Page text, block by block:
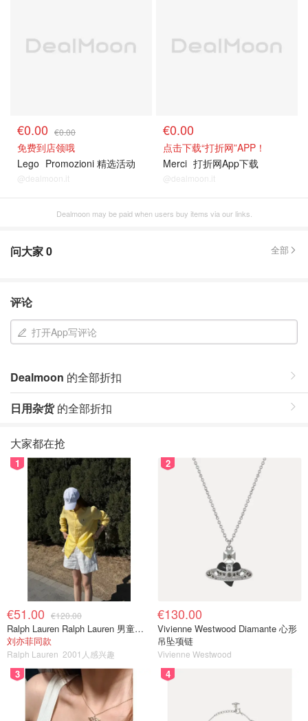
€0.00 €0.00
免费到店领哦
Lego Promozioni 精选活动
@dealmoon.it
€0.00
点击下载“打折网”APP！
Merci 打折网App下载
@dealmoon.it
Dealmoon may be paid when users buy items via our links.
问大家0 全部
评论
打开App写评论
Dealmoon 的全部折扣
日用杂货的全部折扣
大家都在抢
1
€51.00 €120.00
Ralph Lauren Ralph Lauren 男童亚麻衬衫
刘亦菲同款
Ralph Lauren 2001人感兴趣
2
€130.00
Vivienne Westwood Diamante 心形
吊坠项链
Vivienne Westwood
3 4